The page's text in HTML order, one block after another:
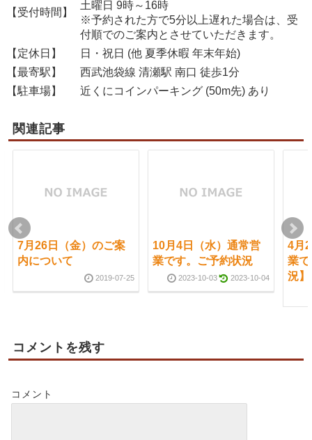
【受付時間】
土曜日 9時～16時
※予約された方で5分以上遅れた場合は、受
付順でのご案内とさせていただきます。
【定休日】
日・祝日 (他 夏季休暇 年末年始)
【最寄駅】
西武池袋線 清瀬駅 南口 徒歩1分
【駐車場】
近くにコインパーキング (50m先) あり
関連記事
7月26日（金）のご案
内について
2019-07-25
10月4日（水）通常営
業です。ご予約状況
2023-10-03 2023-10-04
4月
業
況】
コメントを残す
コメント